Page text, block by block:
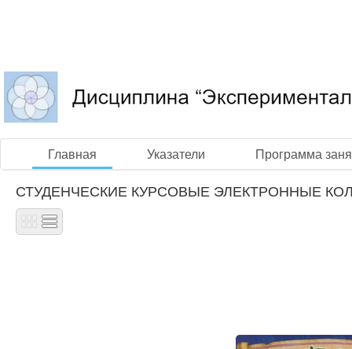
Главная Указатели Программа
СТУДЕНЧЕСКИЕ КУРСОВЫЕ ЭЛЕКТРОННЫЕ